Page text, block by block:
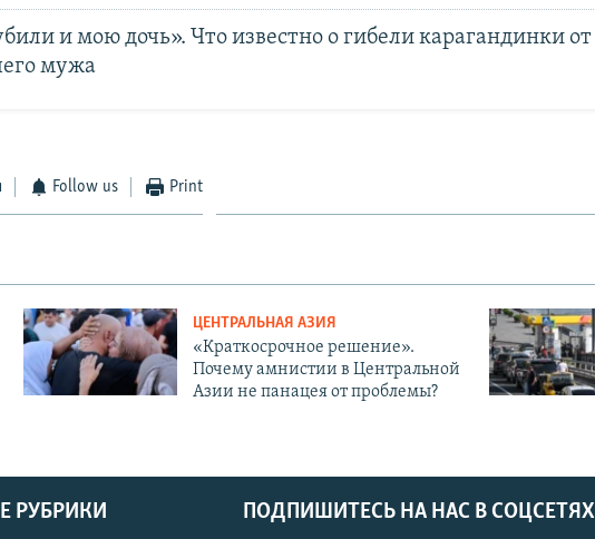
и мою дочь». Что известно о гибели карагандинки от
мужа
Follow us Print
ЦЕНТРАЛЬНАЯ АЗИЯ
«Краткосрочное решение».
Почему амнистии в Центральной
Азии не панацея от проблемы?
ПОДПИШИТЕСЬ НА НАС В СОЦСЕТЯХ
РУБРИКИ